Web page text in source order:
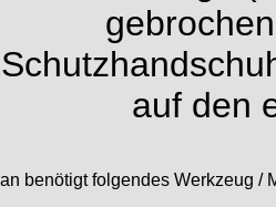
auf den
benötigt folgendes Werkzeug /